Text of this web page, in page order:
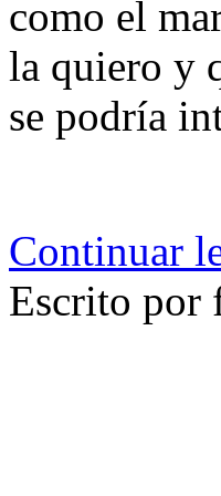
como el
la quiero y
se podría
Continuar
Escrito por